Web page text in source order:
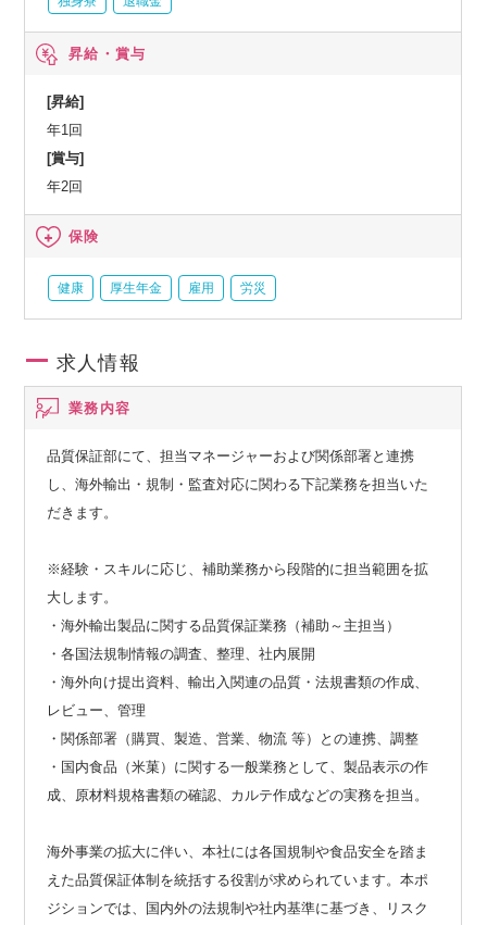
昇給・賞与
[昇給]
年1回
[賞与]
年2回
保険
健康 厚生年金 雇用 労災
求人情報
業務内容
品質保証部にて、担当マネージャーおよび関係部署と連携
し、海外輸出・規制・監査対応に関わる下記業務を担当いた
だきます。
※経験・スキルに応じ、補助業務から段階的に担当範囲を拡
大します。
・海外輸出製品に関する品質保証業務（補助～主担当）
・各国法規制情報の調査、整理、社内展開
・海外向け提出資料、輸出入関連の品質・法規書類の作成、
レビュー、管理
・関係部署（購買、製造、営業、物流 等）との連携、調整
・国内食品（米菓）に関する一般業務として、製品表示の作
成、原材料規格書類の確認、カルテ作成などの実務を担当。
海外事業の拡大に伴い、本社には各国規制や食品安全を踏ま
えた品質保証体制を統括する役割が求められています。本ポ
ジションでは、国内外の法規制や社内基準に基づき、リスク